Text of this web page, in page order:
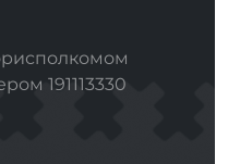
191113330